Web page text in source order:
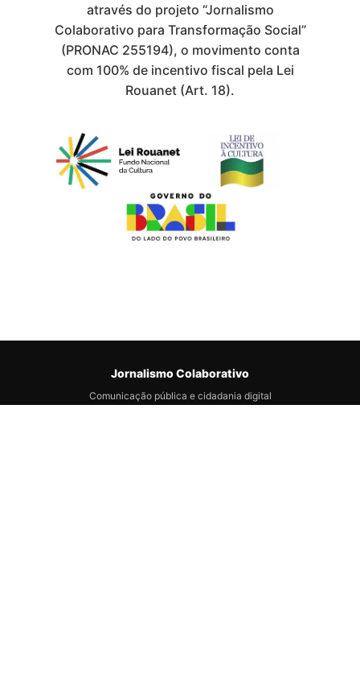
através do projeto “Jornalismo
Colaborativo para Transformação Social”
(PRONAC 255194), o movimento conta
com 100% de incentivo fiscal pela Lei
Rouanet (Art. 18).
Jornalismo Colaborativo
Comunicação pública e cidadania digital